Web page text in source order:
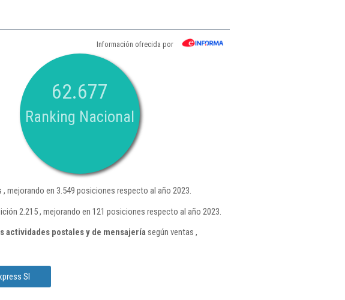
Información ofrecida por
62.677
Ranking Nacional
, mejorando en 3.549 posiciones respecto al año 2023.
2.215 , mejorando en 121 posiciones respecto al año 2023.
actividades postales y de mensajeríasegún ventas ,
Sl